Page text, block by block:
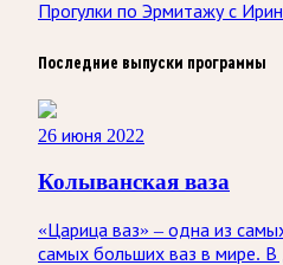
Прогулки по Эрмитажу с
Последние выпуски программы
26 июня 2022
Колыванская ваза
«Царица ваз» – одна из
самых больших ваз в мире.